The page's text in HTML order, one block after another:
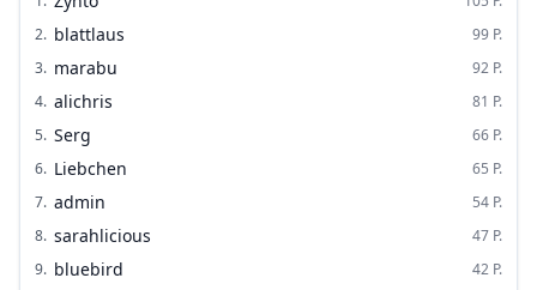
2. blattlaus 99 P.
3. marabu 92 P.
4. alichris 81 P.
5. Serg 66 P.
6. Liebchen 65 P.
7. admin 54 P.
8. sarahlicious 47 P.
9. bluebird 42 P.